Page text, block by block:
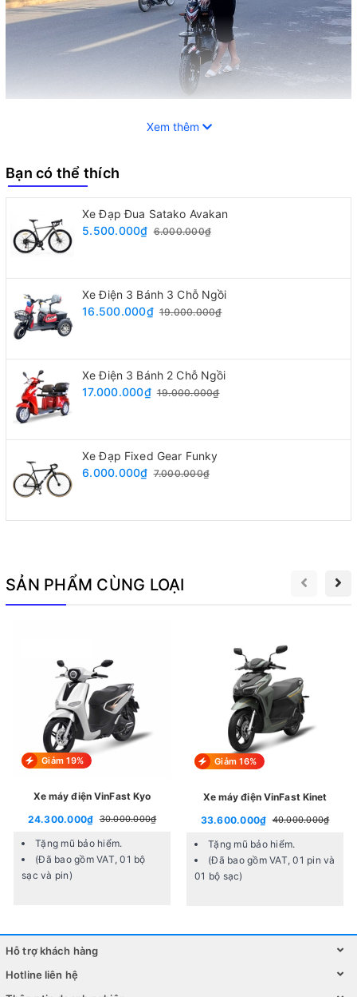
Hiệu Suất Vượt Trội: Điều Khiển Dễ Dàng và Tiết Kiệm
Đánh giá về hiệu suất vượt trội của
Tìm hiểu về khả năng đi được, tốc độ, và quãng đường
mỗi lần sạc, cùng với thông tin về acquy 48V12A.
M133
. Mẫu xe thiết kế nhỏ gọn, chất lượng tốt trong tầm
giá. Mẫu xe này được lắp bình ắc quy nhỏ 48V12a quãng
Khám phá phong cách độc đáo của xe đạp điện M133 Mini,
nơi sự đẳng cấp gặp gỡ với động cơ chống nước và vật
Xem thêm
Bạn có thể thích
Xe Đạp Đua Satako Avakan
5.500.000₫ 6.000.000₫
Xe Điện 3 Bánh 3 Chỗ Ngồi
16.500.000₫ 19.000.000₫
Xe Điện 3 Bánh 2 Chỗ Ngồi
17.000.000₫ 19.000.000₫
Xe Đạp Fixed Gear Funky
6.000.000₫ 7.000.000₫
SẢN PHẨM CÙNG LOẠI
Giảm 19%
Xe máy điện VinFast Kyo
24.300.000₫ 30.000.000₫
Tặng mũ bảo hiểm.
(Đã bao gồm VAT, 01 bộ
sạc và pin)
Giảm 16%
Xe máy điện VinFast Kinet
33.600.000₫ 40.000.000₫
Tặng mũ bảo hiểm.
(Đã bao gồm VAT, 01 pin và
01 bộ sạc)
Hỗ trợ khách hàng
Hotline liên hệ